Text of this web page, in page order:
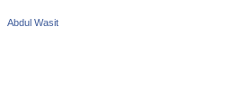
Abdul Wasit